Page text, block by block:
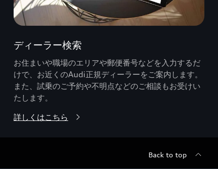
ディーラー検索
お住まいや職場のエリアや郵便番号などを入力するだ
けで、お近くのAudi正規ディーラーをご案内します。
また、試乗のご予約や不明点などのご相談もお受けい
たします。
詳しくはこちら
Back to top